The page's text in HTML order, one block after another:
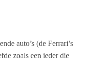
auto’s (de Ferrari’s
zoals een ieder die